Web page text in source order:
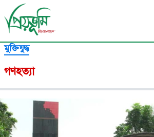
মুক্তিযুদ্ধ
গণহত্যা